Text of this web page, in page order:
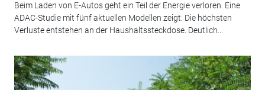
Beim Laden von E-Autos geht ein Teil der Energie verloren. Eine
ADAC-Studie mit fünf aktuellen Modellen zeigt: Die höchsten
Verluste entstehen an der Haushaltssteckdose. Deutlich...